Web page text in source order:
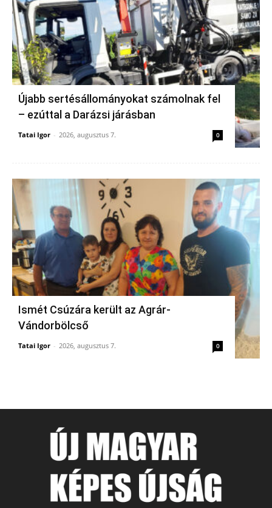
Újabb sertésállományokat számolnak fel
– ezúttal a Darázsi járásban
Tatai Igor - 2026, augusztus 7. 0
Ismét Csúzára került az Agrár-
Vándorbölcső
Tatai Igor - 2026, augusztus 7. 0